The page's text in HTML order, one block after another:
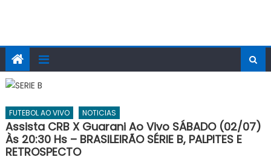
FUTEBOL AO VIVO NOTICIAS
Assista CRB X Guarani Ao Vivo SÁBADO (02/07)
Às 20:30 Hs – BRASILEIRÃO SÉRIE B, PALPITES E
RETROSPECTO